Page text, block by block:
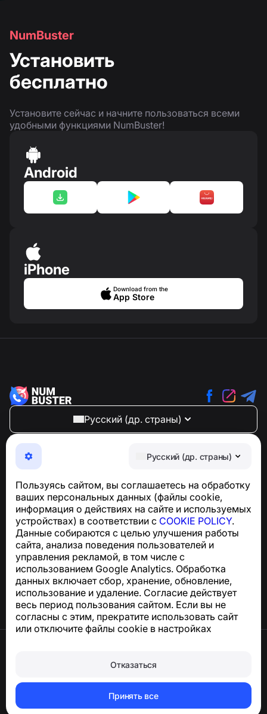
Русский (др. страны)
Пользуясь сайтом, вы соглашаетесь на обработку
ваших персональных данных (файлы cookie,
информация о действиях на сайте и используемых
устройствах) в соответствии с COOKIE POLICY.
Данные собираются с целью улучшения работы
сайта, анализа поведения пользователей и
управления рекламой, в том числе с
использованием Google Analytics. Обработка
данных включает сбор, хранение, обновление,
использование и удаление. Согласие действует
весь период пользования сайтом. Если вы не
согласны с этим, прекратите использовать сайт
или отключите файлы cookie в настройках
Отказаться
Принять все
NumBuster
Установить
бесплатно
Установите сейчас и начните пользоваться всеми
удобными функциями NumBuster!
Android
iPhone
Download from the
App Store
Русский (др. страны)
NumBuster © 2013—2026 ·
Максимально удобное приложение для защиты от
телефонных мошенников, спама и нежелательных
Для запросов по соблюдению GDPR:
support@numbuster.com
Центр поддержки
Новости и статьи
О проекте
Контакты
Удалить аккаунт и персональные данные